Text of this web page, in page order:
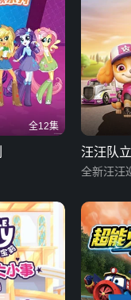
全12集
汪汪队
版
全新汪汪